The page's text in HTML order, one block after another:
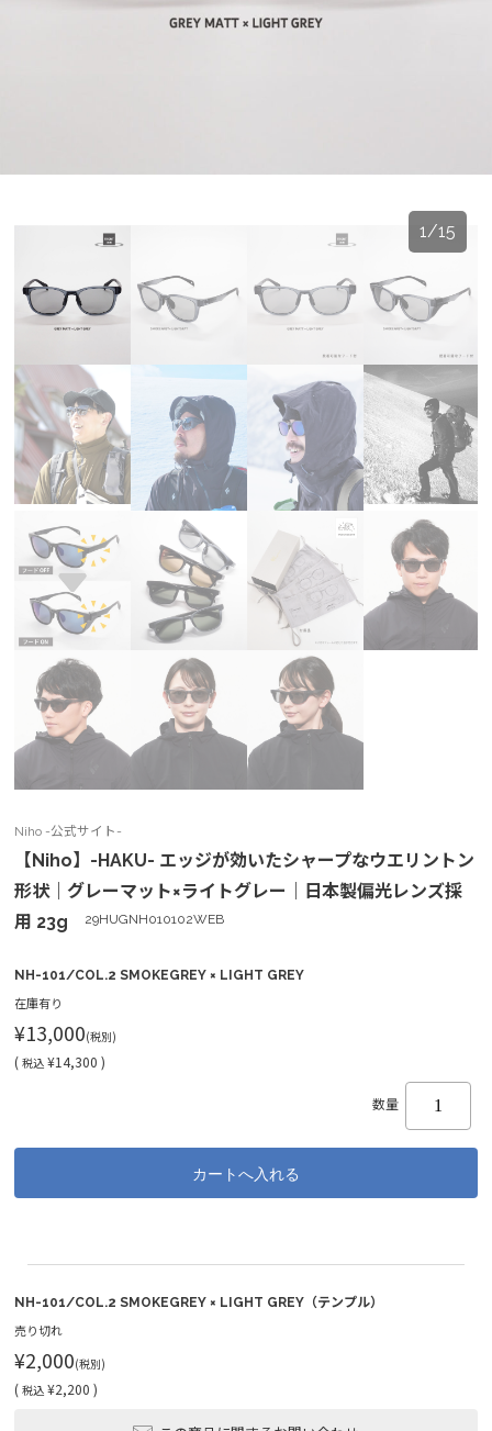
1/15
Niho -公式サイト-
【Niho】-HAKU- エッジが効いたシャープなウエリントン
形状｜グレーマット×ライトグレー｜日本製偏光レンズ採
用 23g
29HUGNH010102WEB
NH-101/COL.2 SMOKEGREY × LIGHT GREY
在庫有り
¥13,000(税別)
( 税込 ¥14,300 )
数量
NH-101/COL.2 SMOKEGREY × LIGHT GREY（テンプル）
売り切れ
¥2,000(税別)
( 税込 ¥2,200 )